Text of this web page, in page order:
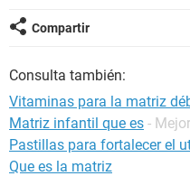
Compartir
Consulta también:
Vitaminas para la matriz
Matriz infantil que es -
Pastillas para fortalecer el
Que es la matriz